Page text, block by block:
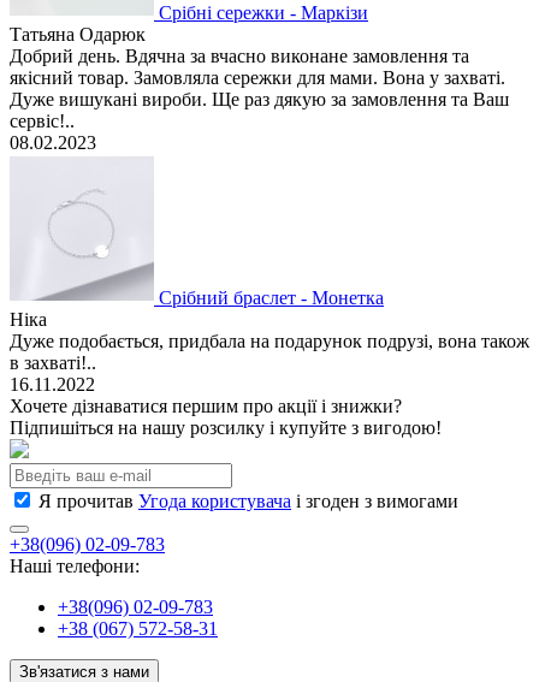
Срібні сережки - Маркізи
Татьяна Одарюк
Добрий день. Вдячна за вчасно виконане замовлення та
якісний товар. Замовляла сережки для мами. Вона у захваті.
Дуже вишукані вироби. Ще раз дякую за замовлення та Ваш
сервіс!..
08.02.2023
Срібний браслет - Монетка
Ніка
Дуже подобається, придбала на подарунок подрузі, вона також
в захваті!..
16.11.2022
Хочете дізнаватися першим про акції і знижки?
Підпишіться на нашу розсилку і купуйте з вигодою!
Я прочитав Угода користувача і згоден з вимогами
+38(096) 02-09-783
Наші телефони:
+38(096) 02-09-783
+38 (067) 572-58-31
Зв'язатися з нами